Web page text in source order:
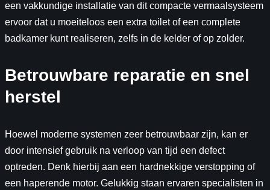
een vakkundige installatie van dit compacte vermaalsysteem
ervoor dat u moeiteloos een extra toilet of een complete
badkamer kunt realiseren, zelfs in de kelder of op zolder.
Betrouwbare reparatie en snel
herstel
Hoewel moderne systemen zeer betrouwbaar zijn, kan er
door intensief gebruik na verloop van tijd een defect
optreden. Denk hierbij aan een hardnekkige verstopping of
een haperende motor. Gelukkig staan ervaren specialisten in